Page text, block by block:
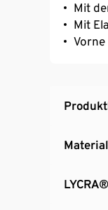
Mit
Mit
Vorne